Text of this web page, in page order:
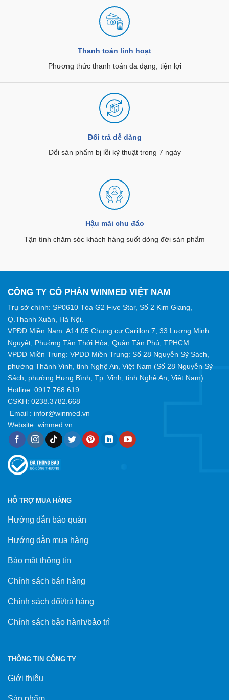
Thanh toán linh hoạt
Phương thức thanh toán đa dạng, tiện lợi
Đổi trả dễ dàng
Đổi sản phẩm bị lỗi kỹ thuật trong 7 ngày
Hậu mãi chu đáo
Tận tình chăm sóc khách hàng suốt dòng đời sản phẩm
CÔNG TY CỔ PHẦN WINMED VIỆT NAM
Trụ sở chính: SP0610 Tòa G2 Five Star, Số 2 Kim Giang,
Q.Thanh Xuân, Hà Nội.
VPĐD Miền Nam: A14.05 Chung cư Carillon 7, 33 Lương Minh
Nguyệt, Phường Tân Thới Hòa, Quận Tân Phú, TPHCM.
VPĐD Miền Trung: VPĐD Miền Trung: Số 28 Nguyễn Sỹ Sách,
phường Thành Vinh, tỉnh Nghệ An, Việt Nam (Số 28 Nguyễn Sỹ
Sách, phường Hưng Bình, Tp. Vinh, tỉnh Nghệ An, Việt Nam)
Hotline: 0917 768 619
CSKH: 0238.3782.668
Email : infor@winmed.vn
Website: winmed.vn
HỖ TRỢ MUA HÀNG
Hướng dẫn bảo quản
Hướng dẫn mua hàng
Bảo mật thông tin
Chính sách bán hàng
Chính sách đổi/trả hàng
Chính sách bảo hành/bảo trì
THÔNG TIN CÔNG TY
Giới thiệu